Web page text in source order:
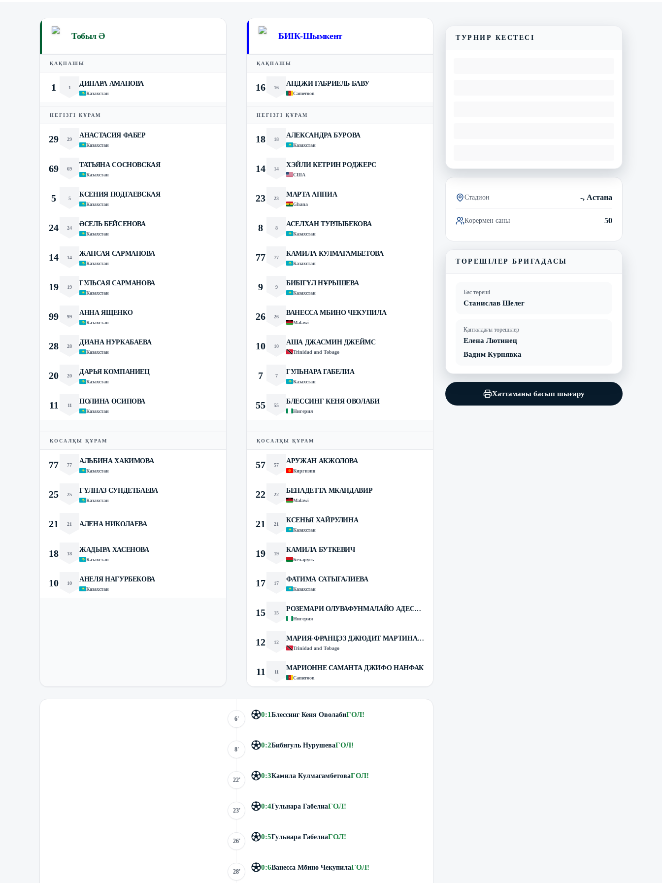
Тобыл Ә
ҚАҚПАШЫ
1 1
ДИНАРА АМАНОВА
Казахстан
НЕГІЗГІ ҚҰРАМ
29 29
АНАСТАСИЯ ФАБЕР
Казахстан
69 69
ТАТЬЯНА СОСНОВСКАЯ
Казахстан
5 5
КСЕНИЯ ПОДГАЕВСКАЯ
Казахстан
24 24
ӘСЕЛЬ БЕЙСЕНОВА
Казахстан
14 14
ЖАНСАЯ САРМАНОВА
Казахстан
19 19
ГУЛЬСАЯ САРМАНОВА
Казахстан
99 99
АННА ЯЩЕНКО
Казахстан
28 28
ДИАНА НУРКАБАЕВА
Казахстан
20 20
ДАРЬЯ КОМПАНИЕЦ
Казахстан
11 11
ПОЛИНА ОСИПОВА
Казахстан
ҚОСАЛҚЫ ҚҰРАМ
77 77
АЛЬБИНА ХАКИМОВА
Казахстан
25 25
ГҮЛНАЗ СУНДЕТБАЕВА
Казахстан
21 21 АЛЕНА НИКОЛАЕВА
18 18
ЖАДЫРА ХАСЕНОВА
Казахстан
10 10
АНЕЛЯ НАГУРБЕКОВА
Казахстан
БИІК-Шымкент
ҚАҚПАШЫ
16 16
АНДЖИ ГАБРИЕЛЬ БАВУ
Cameroon
НЕГІЗГІ ҚҰРАМ
18 18
АЛЕКСАНДРА БУРОВА
Казахстан
14 14
ХЭЙЛИ КЕТРИН РОДЖЕРС
США
23 23
МАРТА АППИА
Ghana
8 8
АСЕЛХАН ТУРЛЫБЕКОВА
Казахстан
77 77
КАМИЛА КУЛМАГАМБЕТОВА
Казахстан
9 9
БИБІГҮЛ НҰРЫШЕВА
Казахстан
26 26
ВАНЕССА МБИНО ЧЕКУПИЛА
Malawi
10 10
АША ДЖАСМИН ДЖЕЙМС
Trinidad and Tobago
7 7
ГУЛЬНАРА ГАБЕЛИА
Казахстан
55 55
БЛЕССИНГ КЕНЯ ОВОЛАБИ
Нигерия
ҚОСАЛҚЫ ҚҰРАМ
57 57
АРУЖАН АКЖОЛОВА
Киргизия
22 22
БЕНАДЕТТА МКАНДАВИР
Malawi
21 21
КСЕНЬЯ ХАЙРУЛИНА
Казахстан
19 19
КАМИЛА БУТКЕВИЧ
Беларусь
17 17
ФАТИМА САТЫГАЛИЕВА
Казахстан
15 15
РОЗЕМАРИ ОЛУВАФУНМАЛАЙО АДЕСИНА
Нигерия
12 12
МАРИЯ-ФРАНЦЭЗ ДЖЮДИТ МАРТИНА СЕРРАНТ
Trinidad and Tobago
11 11
МАРИОННЕ САМАНТА ДЖИФО НАНФАК
Cameroon
6'
0:1 Блессинг Кеня ОволабиГОЛ!
8'
0:2Бибигуль НурушеваГОЛ!
22'
0:3Камила КулмагамбетоваГОЛ!
23'
0:4Гульнара ГабелиаГОЛ!
26'
0:5Гульнара ГабелиаГОЛ!
28'
0:6Ванесса Мбино ЧекупилаГОЛ!
ТУРНИР КЕСТЕСІ
Стадион -, Астана
Көрермен саны 50
ТӨРЕШІЛЕР БРИГАДАСЫ
Бас төреші
Станислав Шелег
Қапталдағы төрешілер
Елена Лютинец
Вадим Курнявка
Хаттаманы басып шығару